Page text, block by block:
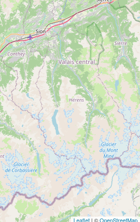
Leaflet | ©OpenStreetMap